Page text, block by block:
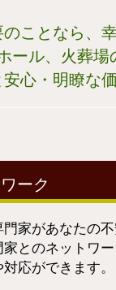
のことなら、
ール、火葬
安心・明瞭な
ーク
家があなたの
とのネットワ
応ができます。